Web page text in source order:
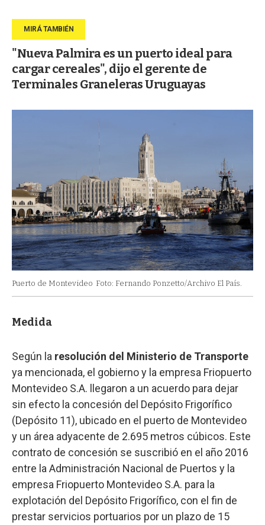
"Nueva Palmira es un puerto ideal para
cargar cereales", dijo el gerente de
Terminales Graneleras Uruguayas
Puerto de Montevideo Foto: Fernando Ponzetto/Archivo El País.
Medida
Según la resolución del Ministerio de Transporte
ya mencionada, el gobierno y la empresa Friopuerto
Montevideo S.A. llegaron a un acuerdo para dejar
sin efecto la concesión del Depósito Frigorífico
(Depósito 11), ubicado en el puerto de Montevideo
y un área adyacente de 2.695 metros cúbicos. Este
contrato de concesión se suscribió en el año 2016
entre la Administración Nacional de Puertos y la
empresa Friopuerto Montevideo S.A. para la
explotación del Depósito Frigorífico, con el fin de
prestar servicios portuarios por un plazo de 15